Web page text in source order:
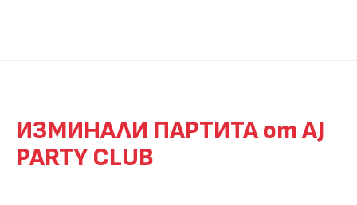
ИЗМИНАЛИ ПАРТИТА от AJ
PARTY CLUB